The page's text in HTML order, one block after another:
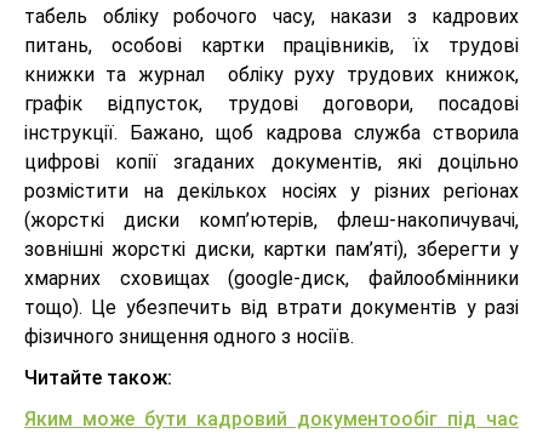
табель обліку робочого часу, накази з кадрових
питань, особові картки працівників, їх трудові
книжки та журнал обліку руху трудових книжок,
графік відпусток, трудові договори, посадові
інструкції. Бажано, щоб кадрова служба створила
цифрові копії згаданих документів, які доцільно
розмістити на декількох носіях у різних регіонах
(жорсткі диски комп’ютерів, флеш-накопичувачі,
зовнішні жорсткі диски, картки пам’яті), зберегти у
хмарних сховищах (google-диск, файлообмінники
тощо). Це убезпечить від втрати документів у разі
фізичного знищення одного з носіїв.
Читайте також:
Яким може бути кадровий документообіг під час